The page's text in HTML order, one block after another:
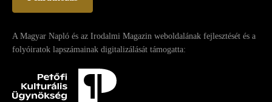
A Magyar Napló és az Irodalmi Magazin weboldalának fejlesztését és a
folyóiratok lapszámainak digitalizálását támogatta: